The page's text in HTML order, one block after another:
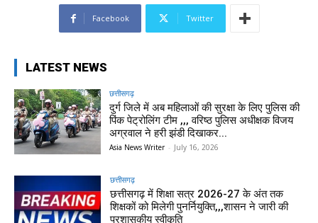
Facebook Twitter
LATEST NEWS
छत्तीसगढ़
दुर्ग जिले में अब महिलाओं की सुरक्षा के लिए पुलिस की
पिंक पेट्रोलिंग टीम ,,, वरिष्ठ पुलिस अधीक्षक विजय
अग्रवाल ने हरी झंडी दिखाकर...
Asia News Writer - July 16, 2026
छत्तीसगढ़
छत्तीसगढ़ में शिक्षा सत्र 2026-27 के अंत तक
शिक्षकों को मिलेगी पुनर्नियुक्ति,,,शासन ने जारी की
प्रशासकीय स्वीकृति